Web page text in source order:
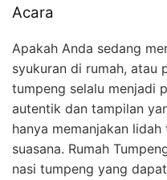
Acara
Apakah Anda sedang
syukuran di rumah, atau
tumpeng selalu menjadi
autentik dan tampilan
hanya memanjakan
suasana. Rumah
nasi tumpeng yang